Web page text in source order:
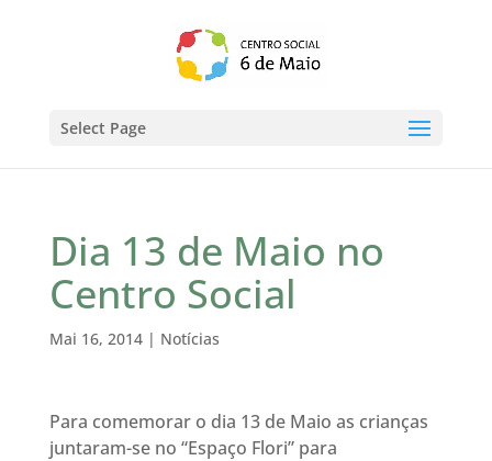
Select Page
Dia 13 de Maio no
Centro Social
Mai 16, 2014| Notícias
Para comemorar o dia 13 de Maio as crianças
juntaram-se no “Espaço Flori” para